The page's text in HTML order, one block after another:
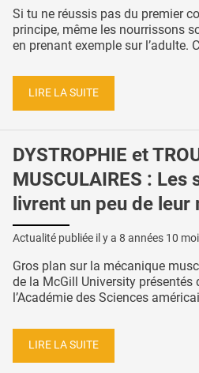
Si tu ne réussis pas du premier
principe, même les nourrissons
en prenant exemple sur l’adulte.
LIRE LA SUITE
DYSTROPHIE et
MUSCULAIRES : Les
livrent un peu de leur
Actualité publiée il y a 8 années 10
Gros plan sur la mécanique
de la McGill University présentés
l’Académie des Sciences
LIRE LA SUITE